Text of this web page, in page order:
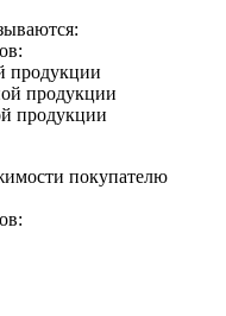
продукции
продукции
продукции
покупателю